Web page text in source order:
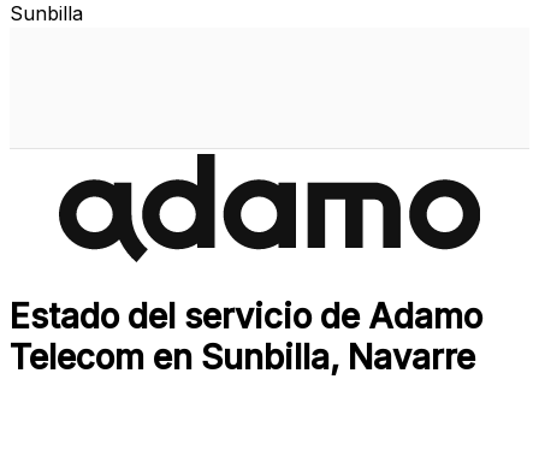
Sunbilla
Estado del servicio de Adamo
Telecom en Sunbilla, Navarre